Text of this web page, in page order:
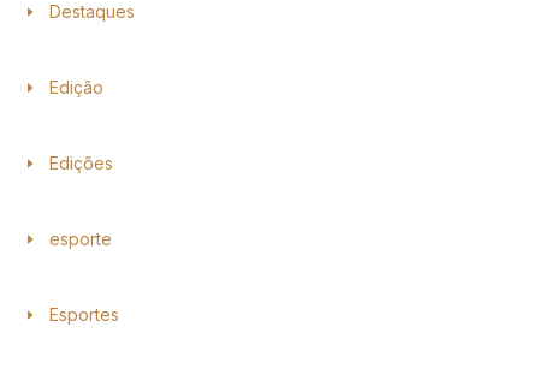
Destaques
Edição
Edições
esporte
Esportes